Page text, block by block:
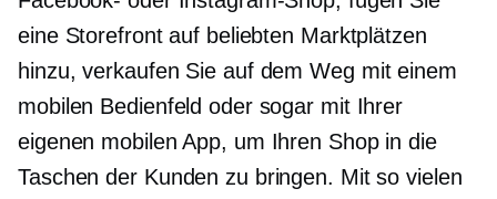
eine Storefront auf beliebten Marktplätzen
hinzu, verkaufen Sie auf dem Weg mit einem
mobilen Bedienfeld oder sogar mit Ihrer
eigenen mobilen App, um Ihren Shop in die
Taschen der Kunden zu bringen. Mit so vielen